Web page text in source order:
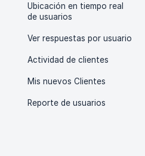
Ubicación en tiempo real
de usuarios
Ver respuestas por usuario
Actividad de clientes
Mis nuevos Clientes
Reporte de usuarios